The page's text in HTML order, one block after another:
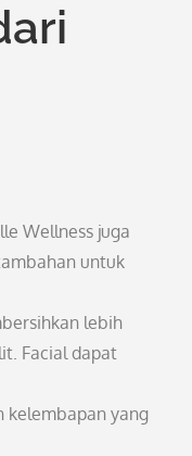
Wellness juga
untuk
lebih
Facial dapat
kelembapan yang